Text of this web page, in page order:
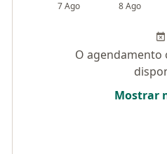
7 Ago 8 Ago
O agendamento
Mostrar